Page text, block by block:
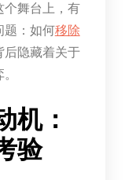
个舞台上，有
题：如何移除
后隐藏着关于
机：
验